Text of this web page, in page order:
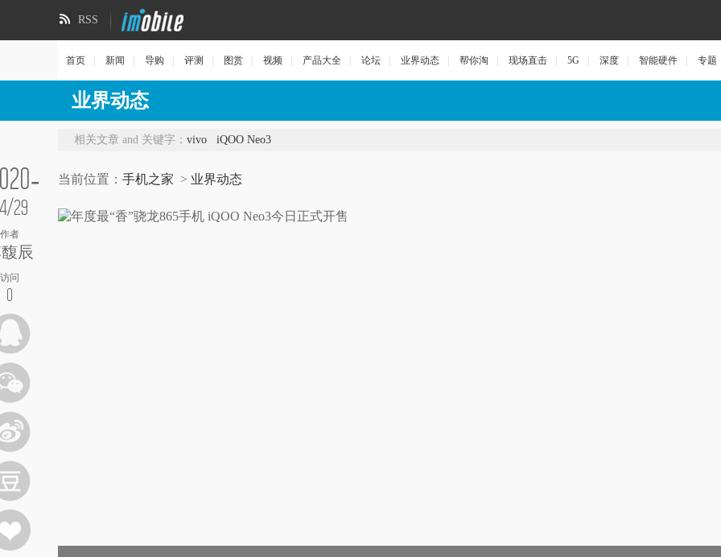
RSS
首页 新闻 导购 评测 图赏 视频 产品大全 论坛 业界动态 帮你淘 现场直击 5G 深度 智能硬件 专题
业界动态
29
作者
辰
访问
0
相关文章 and 关键字： vivo iQOO Neo3
当前位置： 手机之家 > 业界动态